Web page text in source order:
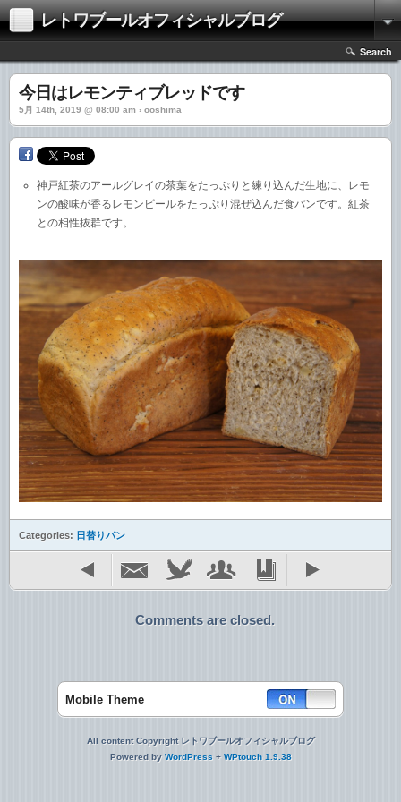
レトワブールオフィシャルブログ
Search
今日はレモンティブレッドです
5月 14th, 2019 @ 08:00 am › ooshima
神戸紅茶のアールグレイの茶葉をたっぷりと練り込んだ生地に、レモ
ンの酸味が香るレモンピールをたっぷり混ぜ込んだ食パンです。紅茶
との相性抜群です。
Categories: 日替りパン
Comments are closed.
Mobile Theme
All content Copyright レトワブールオフィシャルブログ
Powered by WordPress + WPtouch 1.9.38